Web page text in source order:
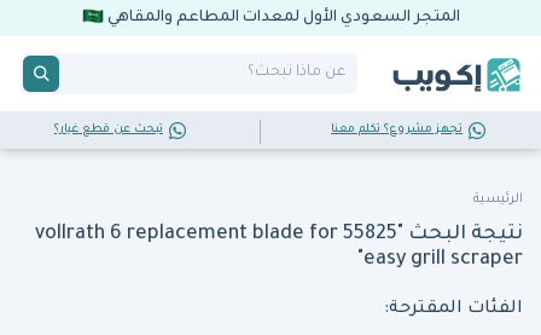
المتجر السعودي الأول لمعدات المطاعم والمقاهي
تجهز مشروع؟ تكلم معنا تبحث عن قطع غيار؟
الرئيسية
نتيجة البحث "vollrath 6 replacement blade for 55825
easy grill scraper"
الفئات المقترحة: